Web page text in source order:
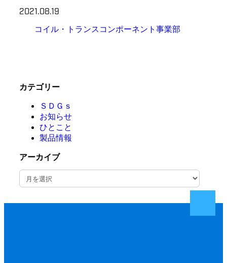
2021.08.19
コイル・トランスコンポーネント事業部
カテゴリー
ＳＤＧｓ
お知らせ
ひとこと
製品情報
アーカイブ
ア
ー
イ